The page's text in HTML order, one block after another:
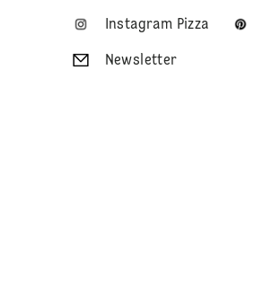
Instagram Pizza
Newsletter